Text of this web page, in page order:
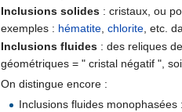
Inclusions solides : cristaux, ou
exemples : hématite ,chlorite , etc.
Inclusions fluides : des reliques
géométriques = " cristal négatif ",
On distingue encore :
Inclusions fluides